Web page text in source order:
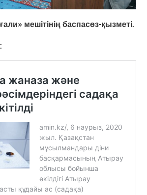
мешітінің баспасөз-қызметі.